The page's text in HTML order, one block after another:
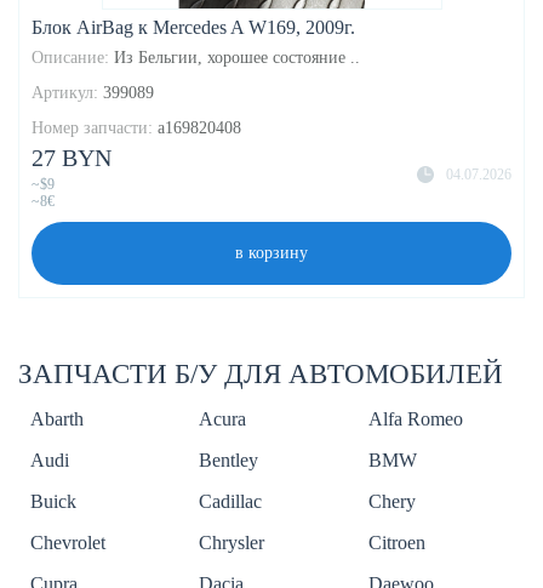
Блок AirBag к Mercedes A W169, 2009г.
Описание: Из Бельгии, хорошее состояние ..
Артикул: 399089
Номер запчасти: a169820408
04.07.2026
27 BYN
~$9
~8€
в корзину
ЗАПЧАСТИ Б/У ДЛЯ АВТОМОБИЛЕЙ
Abarth Acura
Alfa Romeo
Audi
Bentley
BMW
Buick
Cadillac
Chery
Chevrolet
Chrysler
Citroen
Cupra
Dacia
Daewoo